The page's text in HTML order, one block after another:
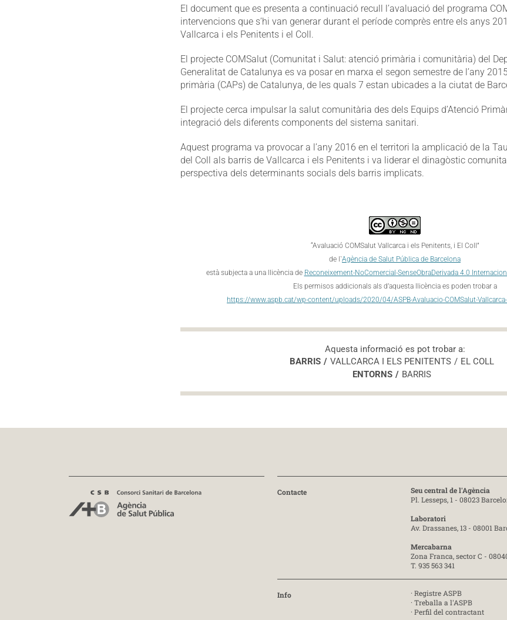
El document que es presenta a continuació recull l’avaluació del programa
intervencions que s’hi van generar durant el període comprès entre els anys
Vallcarca i els Penitents i el Coll.
El projecte COMSalut (Comunitat i Salut: atenció primària i comunitària) del
Generalitat de Catalunya es va posar en marxa el segon semestre de l’any
primària (CAPs) de Catalunya, de les quals 7 estan ubicades a la ciutat de
El projecte cerca impulsar la salut comunitària des dels Equips d’Atenció
integració dels diferents components del sistema sanitari.
Aquest programa va provocar a l’any 2016 en el territori la amplicació de la
del Coll als barris de Vallcarca i els Penitents i va liderar el dinagòstic
perspectiva dels determinants socials dels barris implicats.
“Avaluació COMSalut Vallcarca i els Penitents, i El Coll”
de l`Agència de Salut Pública de Barcelona
està subjecta a una llicència de Reconeixement-NoComercial-SenseObraDerivada 4.0
Els permisos addicionals als d’aquesta llicència es poden trobar a
https://www.aspb.cat/wp-content/uploads/2020/04/ASPB-Avaluacio-COMSalut-
Aquesta informació es pot trobar a:
BARRIS
VALLCARCA I ELS PENITENTS
EL COLL
ENTORNS
BARRIS
Contacte
Seu central de l'Agència
Pl. Lesseps, 1 - 08023
Laboratori
Av. Drassanes, 13 - 08001
Mercabarna
Zona Franca, sector C -
T. 935 563 341
Info · Registre ASPB
· Treballa a l'ASPB
· Perfil del contractant